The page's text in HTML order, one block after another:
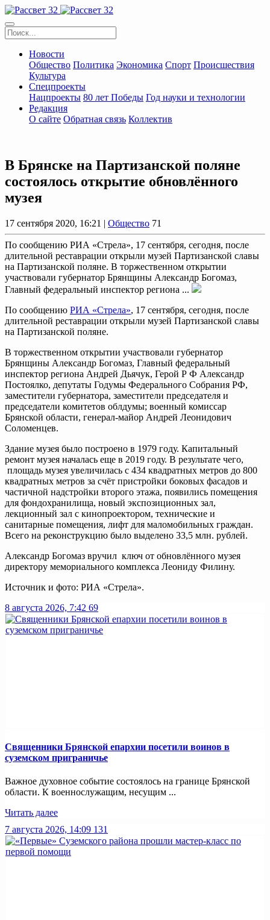
Новости
Общество Политика Экономика Спорт Происшествия
Культура
Спецпроекты
Нацпроекты 80 лет Победы Год науки и технологии
Редакция
О сайте Обратная связь Коллектив
В Брянске на Партизанской поляне
состоялось открытие обновлённого
музея
17 сентября 2020, 16:21 | Общество 71
По сообщению РИА «Стрела», 17 сентября, сегодня, после
длительной реставрации открыли музей Партизанской славы
на Партизанской поляне. В торжественном открытии
участвовали губернатор Брянщины Александр Богомаз,
Главный федеральный инспектор региона ...
По сообщению РИА «Стрела», 17 сентября, сегодня, после
длительной реставрации открыли музей Партизанской славы
на Партизанской поляне.
В торжественном открытии участвовали губернатор
Брянщины Александр Богомаз, Главный федеральный
инспектор региона Андрей Дьячук, Герой Р Ф Александр
Постоялко, депутаты Годумы Федерального Собрания РФ,
заместители губернатора, заместители председателя и
председатели комитетов облдумы; военный комиссар
Брянской области, генерал-майор Андрей Леонидович
Соломенцев.
Здание музея было построено в 1979 году. Капитальный
ремонт музея началась еще в 2019 году. В результате чего,
площадь музея увеличилась с 434 квадратных метров до 800
квадратных метров за счёт пристройки боковых фасадов и
частичной надстройки второго этажа, появились помещения
для фондохранилища, новый экспозиционных зал,
лекционный зал с кинопроектором, технические и
санитарные помещения, лифт для маломобильных граждан.
Всего на реконструкцию было выделено 33,5 млн. рублей.
Александр Богомаз вручил ключ от обновлённого музея
директору мемориального комплекса Леониду Филину.
Источник и фото: РИА «Стрела».
8 августа 2026, 7:42 69
Священники Брянской епархии посетили воинов в
суземском приграничье
Важное духовное событие состоялось на границе Брянской
области. К военнослужащим, несущим ...
Читать далее
7 августа 2026, 14:09 131